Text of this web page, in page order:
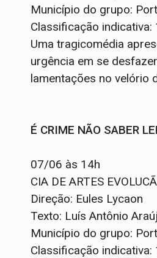
Município do grupo:
Classificação
Uma tragicomédia
urgência em se
lamentações no velório
É CRIME NÃO SABER
07/06 às 14h
CIA DE ARTES
Direção: Eules Lycaon
Texto: Luís Antônio
Município do grupo:
Classificação